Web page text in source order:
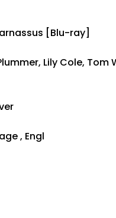
[Blu-ray]
Lily Cole, Tom
, Engl